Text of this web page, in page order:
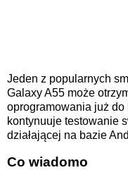
Jeden z popularnych
Galaxy A55 może
oprogramowania już do
kontynuuje testowanie
działającej na bazie
Co wiadomo